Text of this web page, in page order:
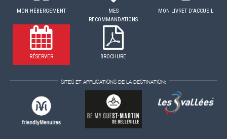
MON HÉBERGEMENT
MES
RECOMMANDATIONS
MON LIVRET D'ACCUEIL
RÉSERVER BROCHURE
SITES ET APPLICATIONS DE LA DESTINATION: